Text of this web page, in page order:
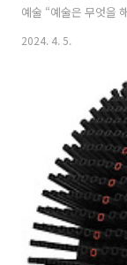
예술 “예술은 무엇을
롭히는 질문이다. 나
을 느끼게 되었다.
기에 깊이 숙고하지
을 극복하기 위해 예
다. 그렇기에 ‘예술
는가?’로 읽어도 무
2024. 4. 5.